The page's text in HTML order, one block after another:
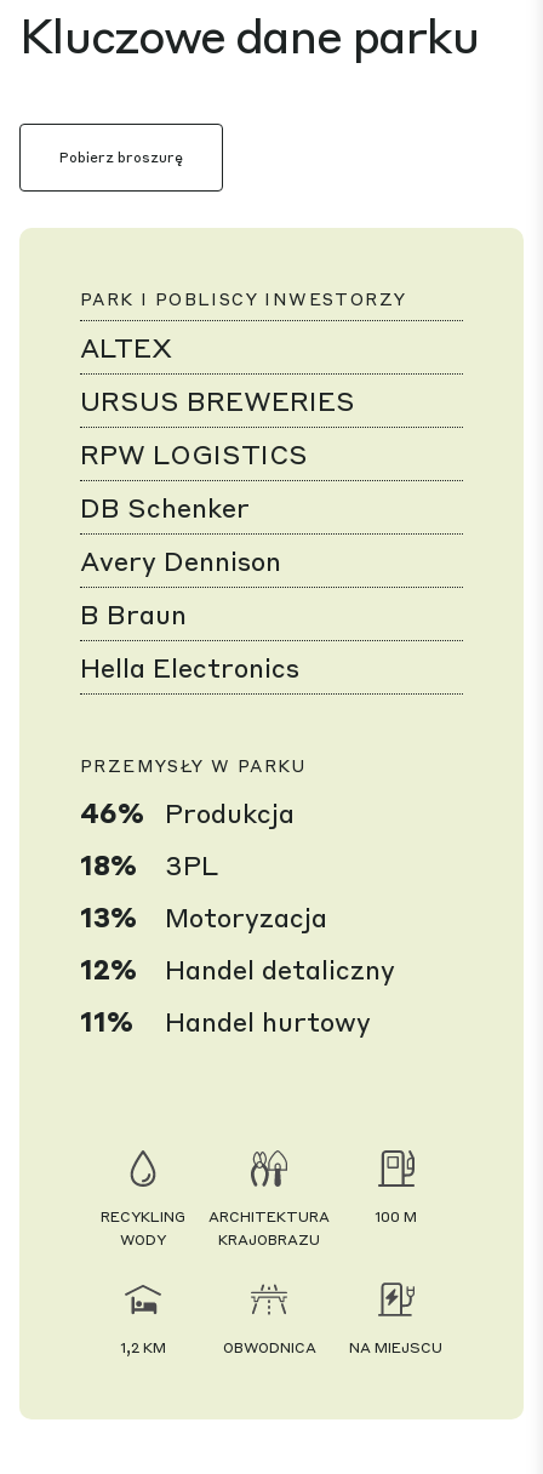
Kluczowe dane parku
Pobierz broszurę
PARK I POBLISCY INWESTORZY
ALTEX
URSUS BREWERIES
RPW LOGISTICS
DB Schenker
Avery Dennison
B Braun
Hella Electronics
PRZEMYSŁY W PARKU
46%
Produkcja
18%
3PL
13%
Motoryzacja
12%
Handel detaliczny
11%
Handel hurtowy
RECYKLING
WODY
ARCHITEKTURA
KRAJOBRAZU
100 M
1,2 KM OBWODNICA NA MIEJSCU